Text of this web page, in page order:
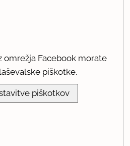
omrežja Facebook morate
piškotke.
piškotkov